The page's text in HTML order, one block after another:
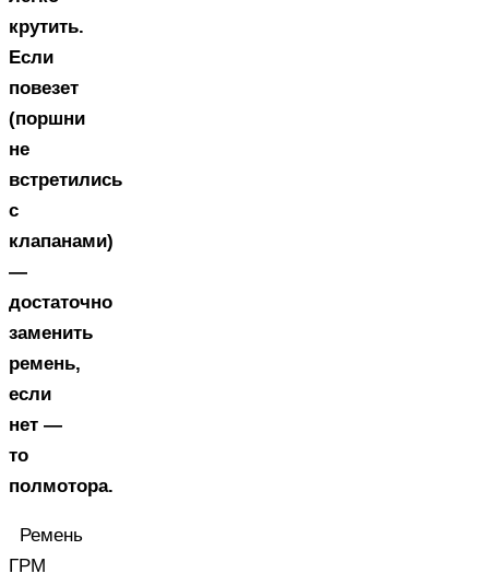
крутить.
Если
повезет
(поршни
не
встретились
с
клапанами)
—
достаточно
заменить
ремень,
если
нет —
то
полмотора.
Ремень
ГРМ